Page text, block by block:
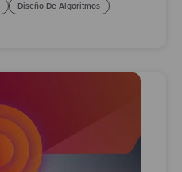
Diseño De Algoritmos